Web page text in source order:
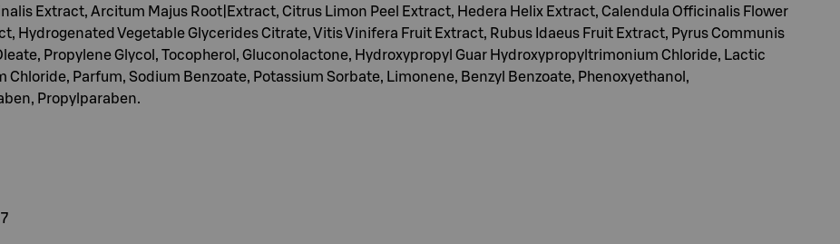
Extract, Arcitum Majus Root|Extract, Citrus Limon Peel Extract, Hedera Helix Extract, Calendula Officinalis Flower
Hydrogenated Vegetable Glycerides Citrate, Vitis Vinifera Fruit Extract, Rubus Idaeus Fruit Extract, Pyrus Communis
Propylene Glycol, Tocopherol, Gluconolactone, Hydroxypropyl Guar Hydroxypropyltrimonium Chloride, Lactic
Chloride, Parfum, Sodium Benzoate, Potassium Sorbate, Limonene, Benzyl Benzoate, Phenoxyethanol,
Propylparaben.